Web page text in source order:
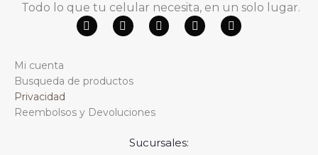
Todo lo que tu celular necesita, en un solo lugar.
F
a
o
o
Y
o
b
e
W
h
T
i
I
n
Mi cuenta
Busqueda de productos
Privacidad
Reembolsos y Devoluciones
Sucursales: